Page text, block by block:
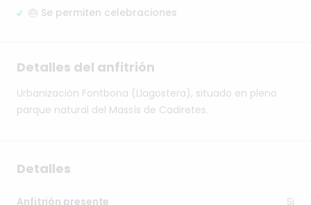
🎂 Se permiten celebraciones
Detalles del anfitrión
Urbanización Fontbona (Llagostera), situado en pleno
parque natural del Massís de Cadiretes.
Detalles
Anfitrión presente Si